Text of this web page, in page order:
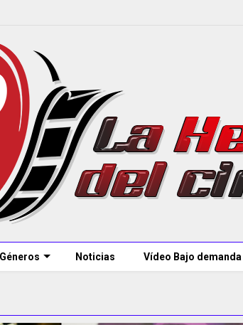
Géneros Noticias Vídeo Bajo demanda